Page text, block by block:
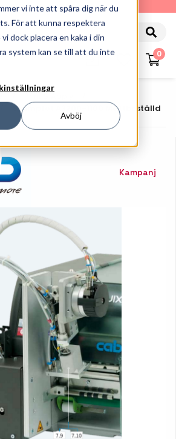
vi inte att spåra dig när du
För att kunna respektera
dock placera en kaka i din
system kan se till att du inte
Avböj
0
Print & Apply
Stampfot A3200-1100 Måttbeställd
Kampanj